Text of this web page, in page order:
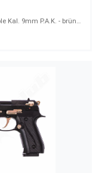
2015 Schreckschusspistole Kal. 9mm P.A.K. - brüniert